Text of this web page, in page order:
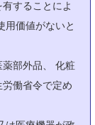
することによ
用価値がないと
部外品、 化粧
働省令で定め